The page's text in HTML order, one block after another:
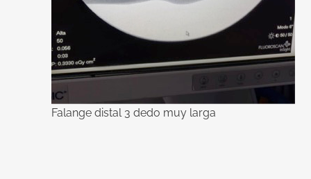
Falange distal 3 dedo muy larga